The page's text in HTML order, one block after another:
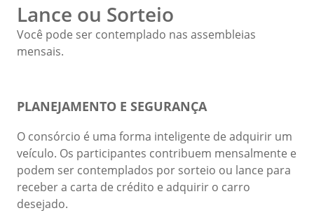
Lance ou Sorteio
Você pode ser contemplado nas assembleias
mensais.
PLANEJAMENTO E SEGURANÇA
O consórcio é uma forma inteligente de adquirir um
veículo. Os participantes contribuem mensalmente e
podem ser contemplados por sorteio ou lance para
receber a carta de crédito e adquirir o carro
desejado.